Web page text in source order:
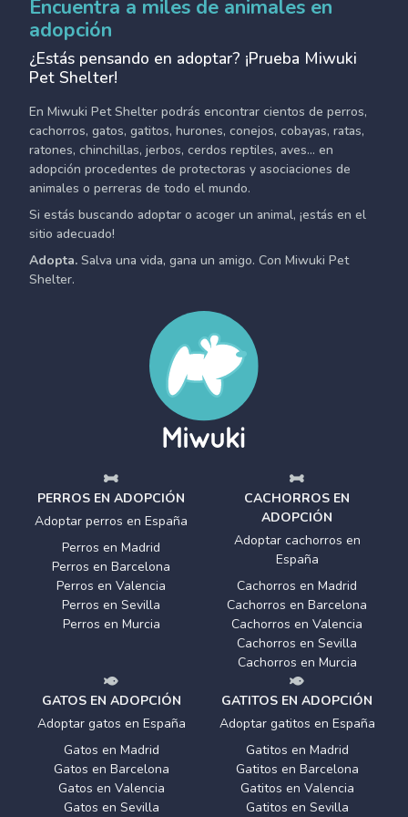
Encuentra a miles de animales en
adopción
¿Estás pensando en adoptar? ¡Prueba Miwuki
Pet Shelter!
En Miwuki Pet Shelter podrás encontrar cientos de perros,
cachorros, gatos, gatitos, hurones, conejos, cobayas, ratas,
ratones, chinchillas, jerbos, cerdos reptiles, aves... en
adopción procedentes de protectoras y asociaciones de
animales o perreras de todo el mundo.
Si estás buscando adoptar o acoger un animal, ¡estás en el
sitio adecuado!
Adopta. Salva una vida, gana un amigo. Con Miwuki Pet
Shelter.
PERROS EN ADOPCIÓN
Adoptar perros en España
Perros en Madrid
Perros en Barcelona
Perros en Valencia
Perros en Sevilla
Perros en Murcia
CACHORROS EN
ADOPCIÓN
Adoptar cachorros en
España
Cachorros en Madrid
Cachorros en Barcelona
Cachorros en Valencia
Cachorros en Sevilla
Cachorros en Murcia
GATOS EN ADOPCIÓN
Adoptar gatos en España
Gatos en Madrid
Gatos en Barcelona
Gatos en Valencia
Gatos en Sevilla
GATITOS EN ADOPCIÓN
Adoptar gatitos en España
Gatitos en Madrid
Gatitos en Barcelona
Gatitos en Valencia
Gatitos en Sevilla